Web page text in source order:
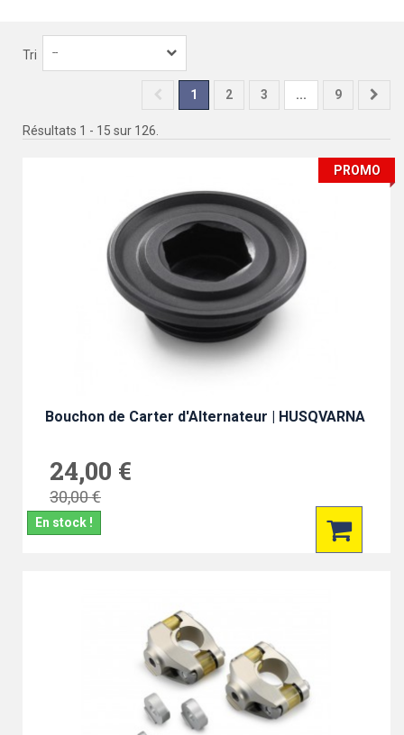
Tri --
1 2 3 ... 9
Résultats 1 - 15 sur 126.
PROMO
Bouchon de Carter d'Alternateur | HUSQVARNA
24,00 €
30,00 €
En stock !